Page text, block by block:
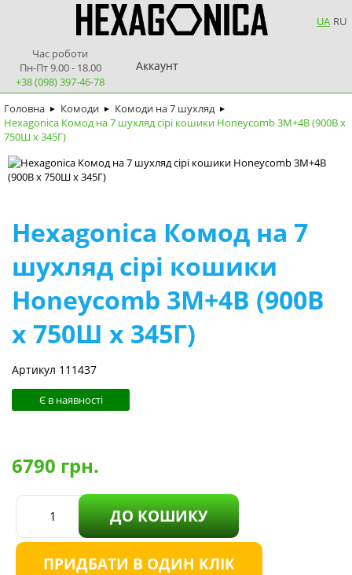
UA RU
Час роботи
Пн-Пт 9.00 - 18.00
+38 (098) 397-46-78
Аккаунт
Головна ► Комоди ► Комоди на 7 шухляд ►
Hexagonica Комод на 7 шухляд сірі кошики Honeycomb 3М+4В (900В х
750Ш х 345Г)
Hexagonica Комод на 7
шухляд сірі кошики
Honeycomb 3М+4В (900В
х 750Ш х 345Г)
Артикул 111437
Є в наявності
6790 грн.
ДО КОШИКУ
ПРИДБАТИ В ОДИН КЛІК